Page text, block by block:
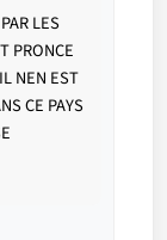
LES
PRONCE
NEN EST
CE PAYS